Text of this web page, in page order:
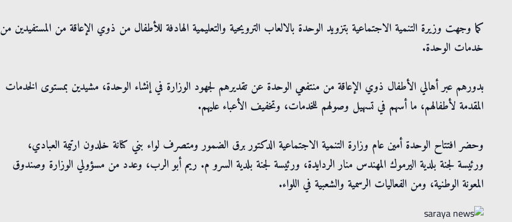
كما وجهت وزيرة التنمية الاجتماعية بتزويد الوحدة بالالعاب الترويحية والتعليمية الهادفة للأطفال من ذوي الإعاقة من المستفيدين من
خدمات الوحدة.
بدورهم عبر أهالي الأطفال ذوي الإعاقة من منتفعي الوحدة عن تقديرهم لجهود الوزارة في إنشاء الوحدة، مشيدين بمستوى الخدمات
المقدمة لأطفالهم، ما أسهم في تسهيل وصولهم للخدمات، وتخفيف الأعباء عليهم.
وحضر افتتاح الوحدة أمين عام وزارة التنمية الاجتماعية الدكتور برق الضمور ومتصرف لواء بني كنانة خلدون ارتيمة العبادي،
ورئيسة لجنة بلدية اليرموك المهندس منار الردايدة، ورئيسة لجنة بلدية السرو م. ريم أبو الرب، وعدد من مسؤولي الوزارة وصندوق
المعونة الوطنية، ومن الفعاليات الرسمية والشعبية في اللواء.